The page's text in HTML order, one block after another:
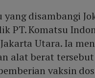
yang disambangi
PT. Komatsu
Utara. Ia
alat berat
vaksin